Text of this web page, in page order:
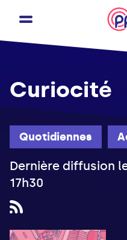
Quotidiennes
Curiocité
Dernière diffusion
17h30